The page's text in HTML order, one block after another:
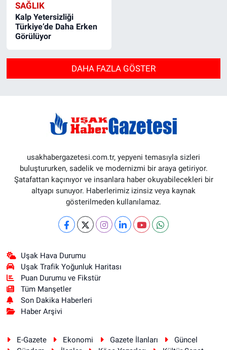
SAĞLIK
Kalp Yetersizliği
Türkiye’de Daha Erken
Görülüyor
DAHA FAZLA GÖSTER
usakhabergazetesi.com.tr, yepyeni temasıyla sizleri
buluştururken, sadelik ve modernizmi bir araya getiriyor.
Şatafattan kaçınıyor ve insanlara haber okuyabilecekleri bir
altyapı sunuyor. Haberlerimiz izinsiz veya kaynak
gösterilmeden kullanılamaz.
Uşak Hava Durumu
Uşak Trafik Yoğunluk Haritası
Puan Durumu ve Fikstür
Tüm Manşetler
Son Dakika Haberleri
Haber Arşivi
E-Gazete Ekonomi Gazete İlanları
Güncel